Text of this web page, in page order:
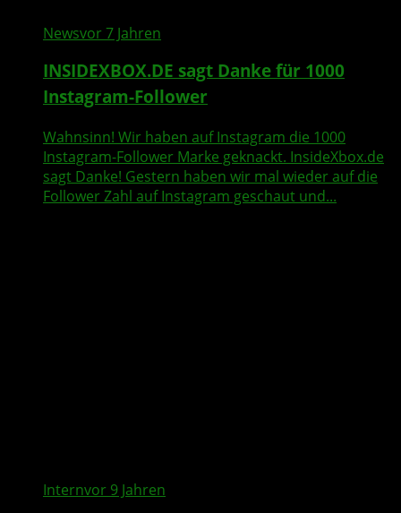
Newsvor 7 Jahren
INSIDEXBOX.DE sagt Danke für 1000
Instagram-Follower
Wahnsinn! Wir haben auf Instagram die 1000
Instagram-Follower Marke geknackt. InsideXbox.de
sagt Danke! Gestern haben wir mal wieder auf die
Follower Zahl auf Instagram geschaut und...
Internvor 9 Jahren